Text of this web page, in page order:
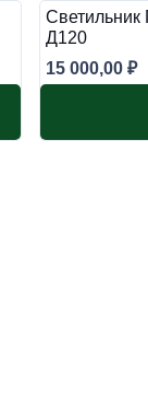
Д120
15 000,00 ₽